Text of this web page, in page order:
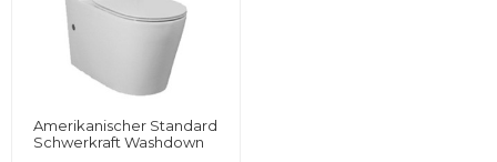
Amerikanischer Standard
Schwerkraft Washdown